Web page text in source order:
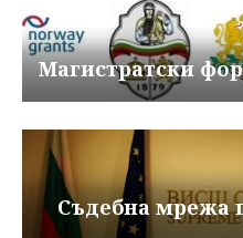
Магистратски
Съдебна мрежа